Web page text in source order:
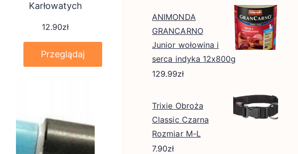
Karłowatych
12.90zł
Przeglądaj
ANIMONDA
GRANCARNO
Junior wołowina i
serca indyka 12x800g
129.99zł
Trixie Obroża
Classic Czarna
Rozmiar M-L
7.90zł